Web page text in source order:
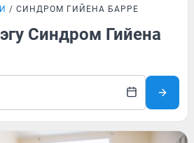
СИНДРОМ ГИЙЕНА БАРРЕ
Синдром Гийена